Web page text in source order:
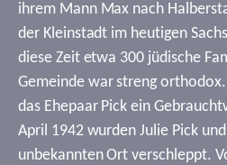
ihrem Mann Max nach
der Kleinstadt im heutigen
diese Zeit etwa 300 jüdische
Gemeinde war streng
das Ehepaar Pick ein
April 1942 wurden Julie Pick
unbekannten Ort verschleppt.